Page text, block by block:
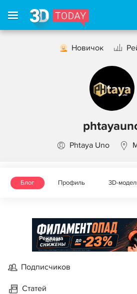
Новичок
Phtaya Uno
Блог Профиль 3D-
Реклама
Подписчиков
Статей